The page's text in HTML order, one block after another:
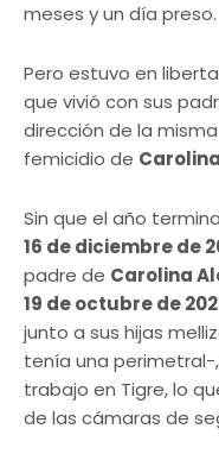
meses y un día preso.
Pero estuvo en
que vivió con sus
dirección de la
femicidio de
Sin que el año
16 de diciembre de
padre de Carolina
19 de octubre de
junto a sus hijas
tenía una perimetral-
trabajo en Tigre, lo
de las cámaras de